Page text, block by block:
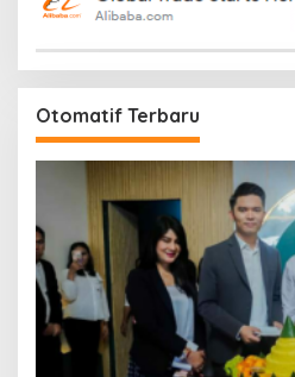
Otomatif Terbaru